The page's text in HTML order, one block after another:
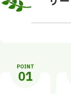
POINT
01